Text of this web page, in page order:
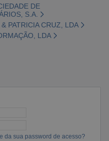
DE
S.A.
PATRICIA CRUZ, LDA
LDA
da sua password de acesso?